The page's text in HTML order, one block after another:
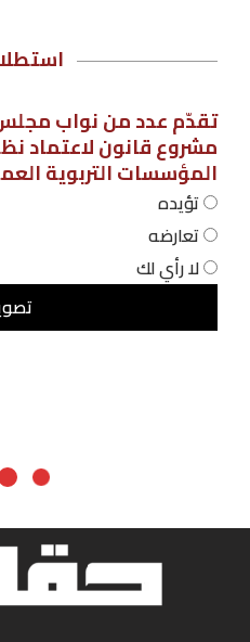
تقدّم عدد من نواب
مشروع قانون لاعتماد
المؤسسات التربوية
تؤيده
تعارضه
لا رأي لك